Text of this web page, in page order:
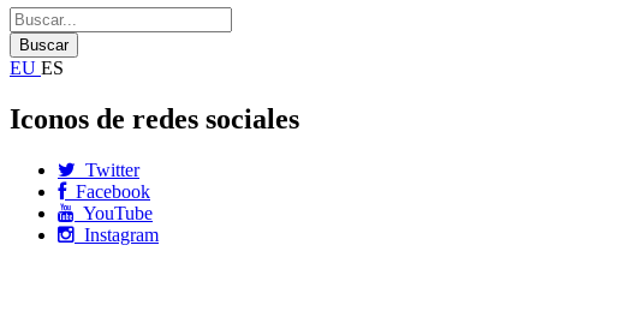
EU ES
Iconos de redes sociales
Twitter
Facebook
YouTube
Instagram